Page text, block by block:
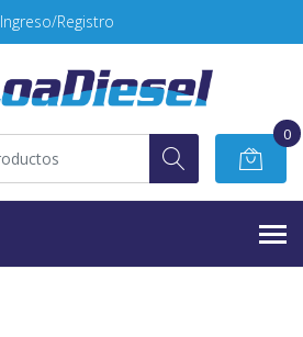
Ingreso/Registro
0